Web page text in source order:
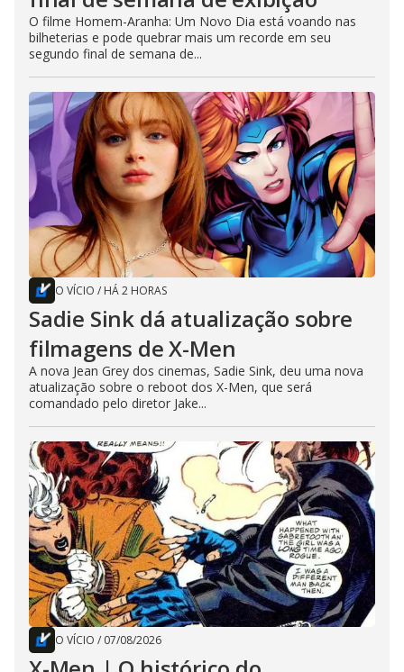
O filme Homem-Aranha: Um Novo Dia está voando nas
bilheterias e pode quebrar mais um recorde em seu
segundo final de semana de...
O VÍCIO / HÁ 2 HORAS
Sadie Sink dá atualização sobre
filmagens de X-Men
A nova Jean Grey dos cinemas, Sadie Sink, deu uma nova
atualização sobre o reboot dos X-Men, que será
comandado pelo diretor Jake...
O VÍCIO / 07/08/2026